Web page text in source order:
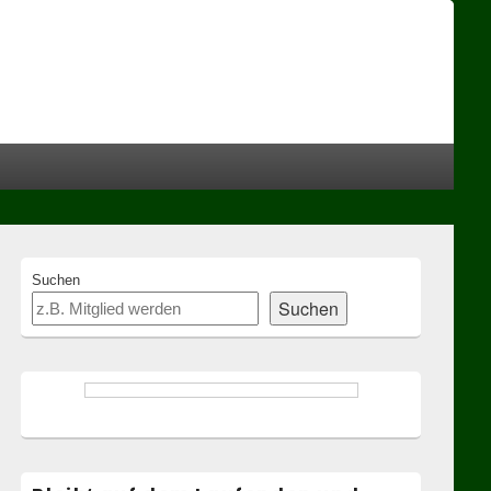
Sidebar
Widget
Area
Suchen
Suchen